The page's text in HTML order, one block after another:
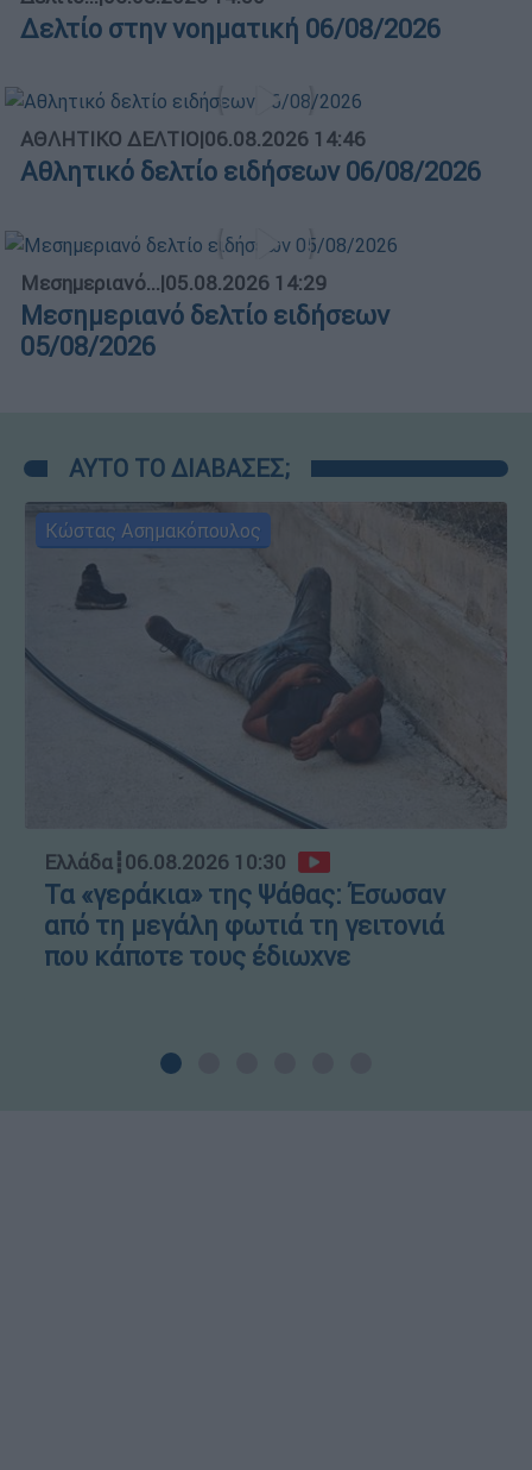
Δελτίο στην νοηματική 06/08/2026
ΑΘΛΗΤΙΚΟ ΔΕΛΤΙΟ|06.08.2026 14:46
Αθλητικό δελτίο ειδήσεων 06/08/2026
Μεσημεριανό...|05.08.2026 14:29
Μεσημεριανό δελτίο ειδήσεων
05/08/2026
ΑΥΤΟ ΤΟ ΔΙΑΒΑΣΕΣ;
Κώστας Ασημακόπουλος
Ελλάδα┋06.08.2026 10:30
Τα «γεράκια» της Ψάθας: Έσωσαν
από τη μεγάλη φωτιά τη γειτονιά
που κάποτε τους έδιωχνε